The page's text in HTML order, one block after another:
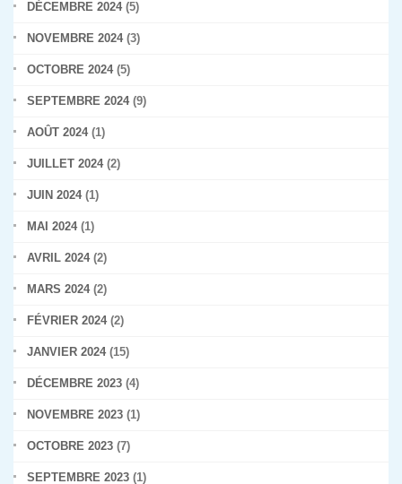
DÉCEMBRE 2024(5)
NOVEMBRE 2024(3)
OCTOBRE 2024(5)
SEPTEMBRE 2024(9)
AOÛT 2024(1)
JUILLET 2024(2)
JUIN 2024(1)
MAI 2024(1)
AVRIL 2024(2)
MARS 2024(2)
FÉVRIER 2024(2)
JANVIER 2024(15)
DÉCEMBRE 2023 (4)
NOVEMBRE 2023 (1)
OCTOBRE 2023 (7)
SEPTEMBRE 2023 (1)